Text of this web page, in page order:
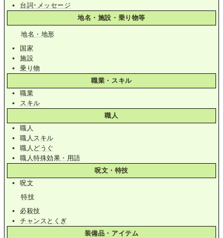
台詞･メッセージ
地名・施設・乗り物等
地名・地形
国家
施設
乗り物
職業・スキル
職業
スキル
職人
職人
職人スキル
職人どうぐ
職人特殊効果・用語
呪文・特技
呪文
特技
必殺技
チャンスとくぎ
装備品・アイテム